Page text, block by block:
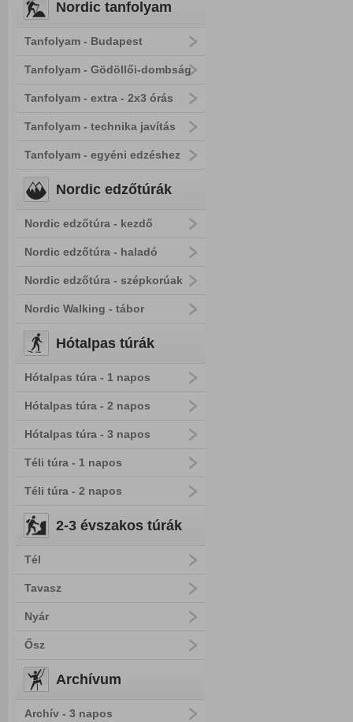
Nordic tanfolyam
Tanfolyam - Budapest
Tanfolyam - Gödöllői-dombság
Tanfolyam - extra - 2x3 órás
Tanfolyam - technika javítás
Tanfolyam - egyéni edzéshez
Nordic edzőtúrák
Nordic edzőtúra - kezdő
Nordic edzőtúra - haladó
Nordic edzőtúra - szépkorúak
Nordic Walking - tábor
Hótalpas túrák
Hótalpas túra - 1 napos
Hótalpas túra - 2 napos
Hótalpas túra - 3 napos
Téli túra - 1 napos
Téli túra - 2 napos
2-3 évszakos túrák
Tél
Tavasz
Nyár
Ősz
Archívum
Archív - 3 napos